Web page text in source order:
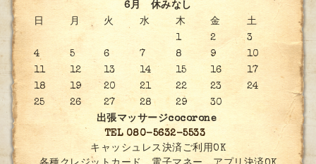
6月 休みなし
日
月 火 水 木 金
土
1
2
3
4
5 6 7 8 9
10
11
12 13 14 15 16
17
18
19 20 21 22 23
24
25
26 27 28 29
30
出張マッサージcocorone
TEL 080-5632-5533
キャッシュレス決済ご利用OK